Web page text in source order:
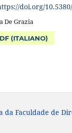
doi.org/
De Grazia
(ITALIANO)
da Faculdade de